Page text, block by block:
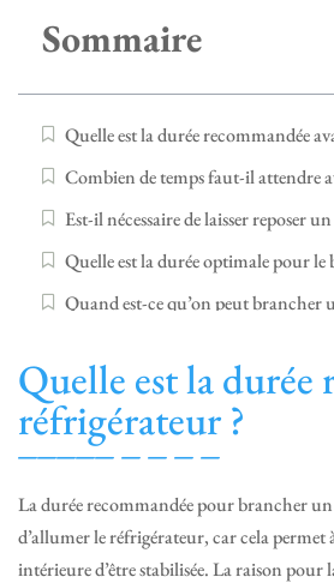
Sommaire
Quelle est la durée recommandée
Combien de temps faut-il attendre
Est-il nécessaire de laisser reposer
Quelle est la durée optimale pour
Quand est-ce qu’on peut brancher
Quelle est la durée
réfrigérateur ?
La durée recommandée pour brancher
d’allumer le réfrigérateur, car cela
intérieure d’être stabilisée. La raison